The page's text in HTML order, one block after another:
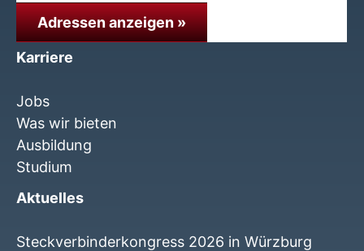
Adressen anzeigen »
Karriere
Jobs
Was wir bieten
Ausbildung
Studium
Aktuelles
Steckverbinderkongress 2026 in Würzburg